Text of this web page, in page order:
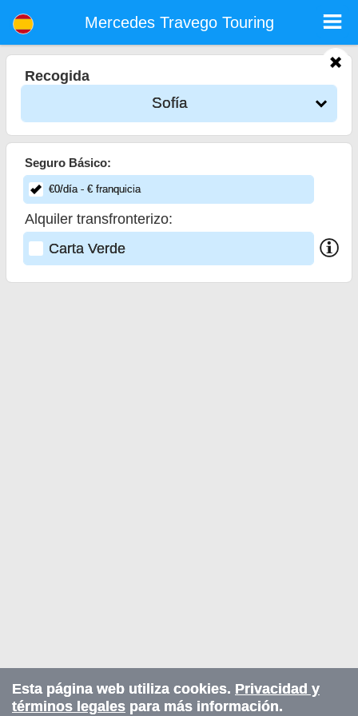
(sin exceso), kilometraje ilimitado, asientos para niños gratis, conductores adicionales gratis, precios más bajos de alquiler de
coches garantizados.
Mercedes Travego Touring
Recogida
Sofía
Seguro Básico:
€0/día- €franquicia
Alquiler transfronterizo:
Carta Verde
Esta página web utiliza cookies. Privacidad y
términos legales para más información.